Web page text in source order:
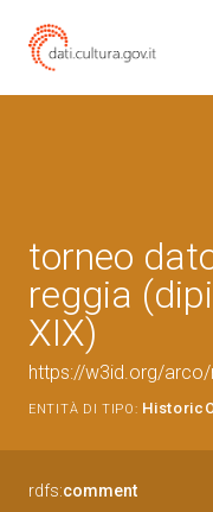
torneo
reggia
XIX)
https://w3id.org/
ENTITÀ DI TIPO:
rdfs:comment